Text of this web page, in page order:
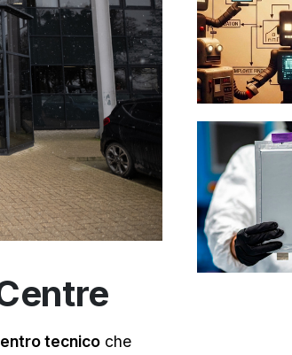
tecnico che